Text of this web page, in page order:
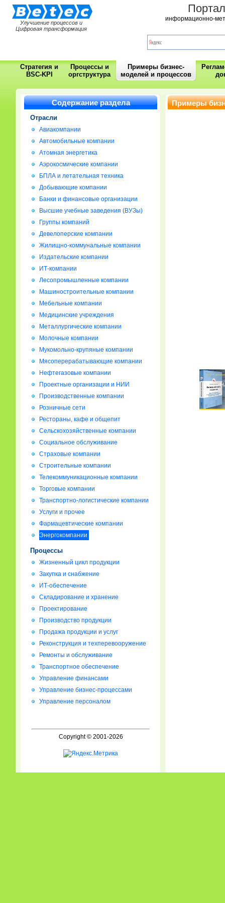
Улучшение процессов и
Цифровая трансформация
информационно-
Стратегия и
BSC-KPI
Процессы и
оргструктура
Примеры бизнес-
моделей и процессов
Содержание раздела
Отрасли
Авиакомпании
Автомобильные компании
Атомная энергетика
Аэрокосмические компании
БПЛА и летательная техника
Добывающие компании
Банки и финансовые организации
Высшие учебные заведения (ВУЗы)
Группы компаний
Девелоперские компании
Жилищно-коммунальные компании
Издательские компании
ИТ-компании
Лесопромышленные компании
Машиностроительные компании
Мебельные компании
Медицинские учреждения
Металлургические компании
Молочные компании
Мукомольно-крупяные компании
Мясоперерабатывающие компании
Нефтегазовые компании
Проектные организации и НИИ
Производственные компании
Розничные сети
Рестораны, кафе и общепит
Сельскохозяйственные компании
Социальное обслуживание
Страховые компании
Строительные компании
Телекоммуникационные компании
Торговые компании
Транспортно-логистические компании
Услуги и прочее
Фармацевтические компании
Энергокомпании
Процессы
Жизненный цикл продукции
Закупка и снабжение
ИТ-обеспечение
Складирование и хранение
Проектирование
Производство продукции
Продажа продукции и услуг
Реконструкция и техперевооружение
Ремонты и обслуживание
Транспортное обеспечение
Управление финансами
Управление бизнес-процессами
Управление персоналом
Copyright © 2001-2026
Примеры